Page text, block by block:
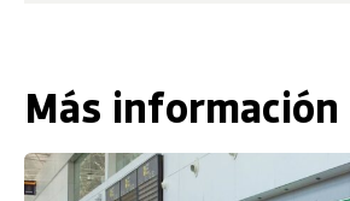
Más información